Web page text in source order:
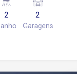
elevador
2 2
Garagens